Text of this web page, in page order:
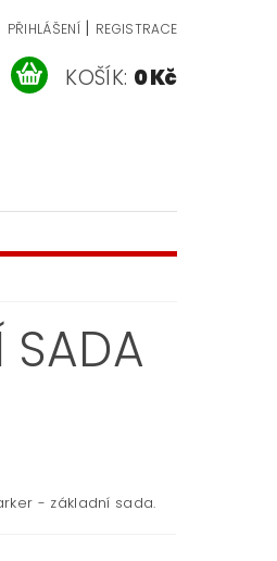
PŘIHLÁŠENÍ | REGISTRACE
KOŠÍK: 0 Kč
SADA
- základní sada.